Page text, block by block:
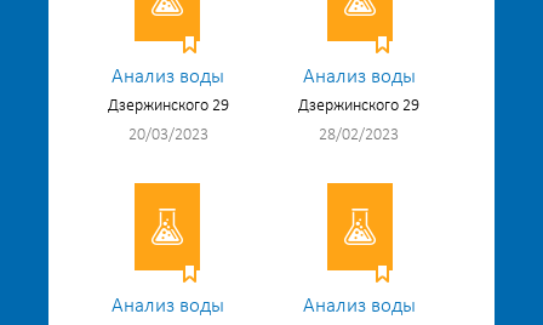
Анализ воды
Дзержинского 29
20/03/2023
Анализ воды
Дзержинского 29
28/02/2023
Анализ воды Анализ воды